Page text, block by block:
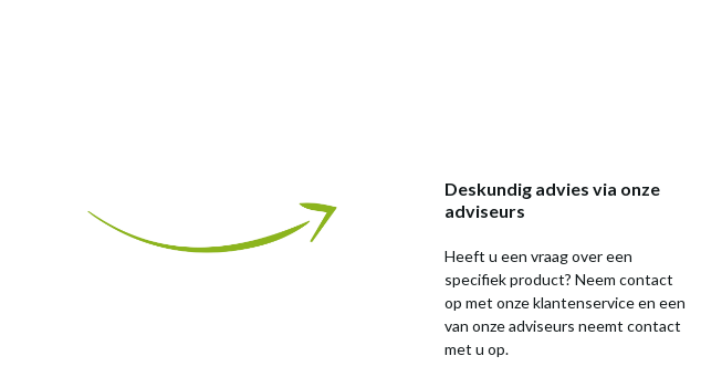
Deskundig advies via onze
adviseurs
Heeft u een vraag over een
specifiek product? Neem contact
op met onze klantenservice en een
van onze adviseurs neemt contact
met u op.